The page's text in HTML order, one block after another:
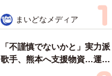
リの18歳に成長 「メイクで
雰囲気が」「宝塚に入れそ
う」
まいどなメディア
「不謹慎でないかと」実力派
歌手、熊本へ支援物資…運搬
トラックの車体デザインにた